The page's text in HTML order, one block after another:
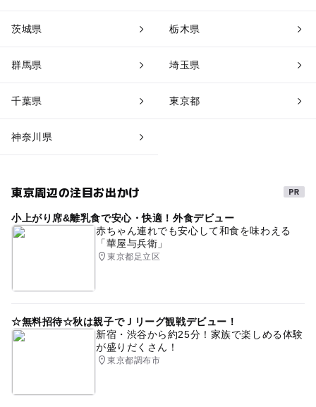
茨城県 栃木県
群馬県 埼玉県
千葉県 東京都
神奈川県
東京周辺の注目お出かけ
小上がり席&離乳食で安心・快適！外食デビュー
赤ちゃん連れでも安心して和食を味わえる
「華屋与兵衛」
東京都足立区
☆無料招待☆秋は親子でＪリーグ観戦デビュー！
新宿・渋谷から約25分！家族で楽しめる体験
が盛りだくさん！
東京都調布市